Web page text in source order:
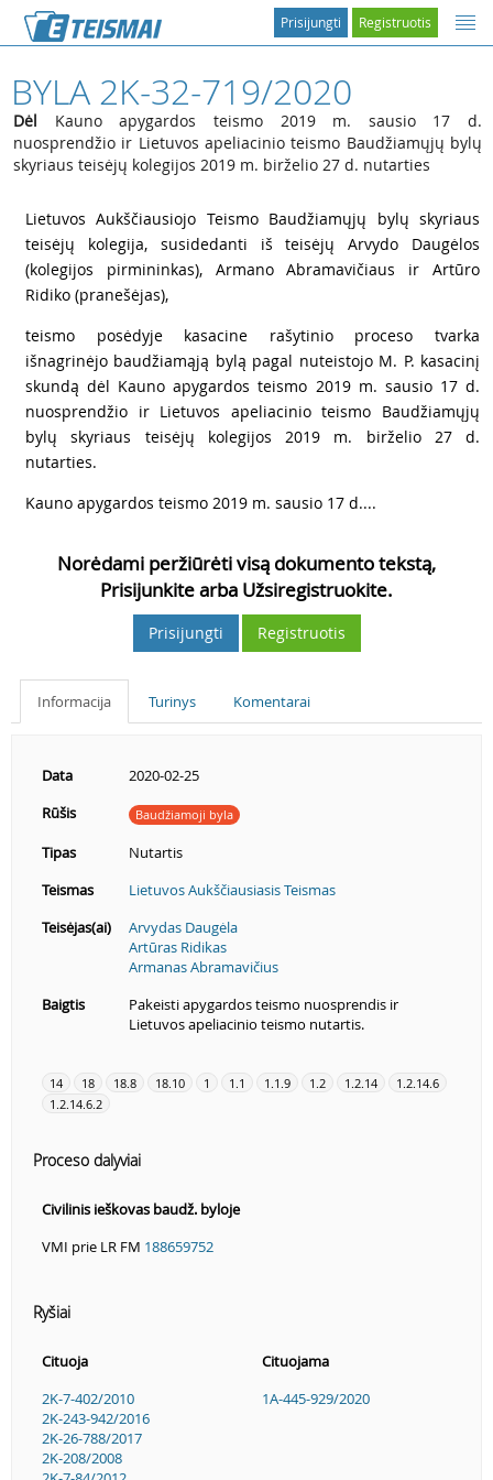
Registruotis
Prisijungti
BYLA 2K-32-719/2020
Dėl Kauno apygardos teismo 2019 m. sausio 17 d.
nuosprendžio ir Lietuvos apeliacinio teismo Baudžiamųjų bylų
skyriaus teisėjų kolegijos 2019 m. birželio 27 d. nutarties
Lietuvos Aukščiausiojo Teismo Baudžiamųjų bylų skyriaus
teisėjų kolegija, susidedanti iš teisėjų Arvydo Daugėlos
(kolegijos pirmininkas), Armano Abramavičiaus ir Artūro
Ridiko (pranešėjas),
teismo posėdyje kasacine rašytinio proceso tvarka
išnagrinėjo baudžiamąją bylą pagal nuteistojo M. P. kasacinį
skundą dėl Kauno apygardos teismo 2019 m. sausio 17 d.
nuosprendžio ir Lietuvos apeliacinio teismo Baudžiamųjų
bylų skyriaus teisėjų kolegijos 2019 m. birželio 27 d.
nutarties.
Kauno apygardos teismo 2019 m. sausio 17 d....
Norėdami peržiūrėti visą dokumento tekstą,
Prisijunkite arba Užsiregistruokite.
Prisijungti Registruotis
Informacija Turinys Komentarai
Data
2020-02-25
Rūšis
Baudžiamoji byla
Tipas
Nutartis
Teismas
Lietuvos Aukščiausiasis Teismas
Teisėjas(ai)
Arvydas Daugėla
Artūras Ridikas
Armanas Abramavičius
Baigtis
Pakeisti apygardos teismo nuosprendis ir
Lietuvos apeliacinio teismo nutartis.
14 18 18.8 18.10 1 1.1 1.1.9 1.2 1.2.14
1.2.14.6
1.2.14.6.2
Proceso dalyviai
Civilinis ieškovas baudž. byloje
VMI prie LR FM 188659752
Ryšiai
Cituoja
Cituojama
2K-7-402/2010
2K-243-942/2016
2K-26-788/2017
2K-208/2008
1A-445-929/2020